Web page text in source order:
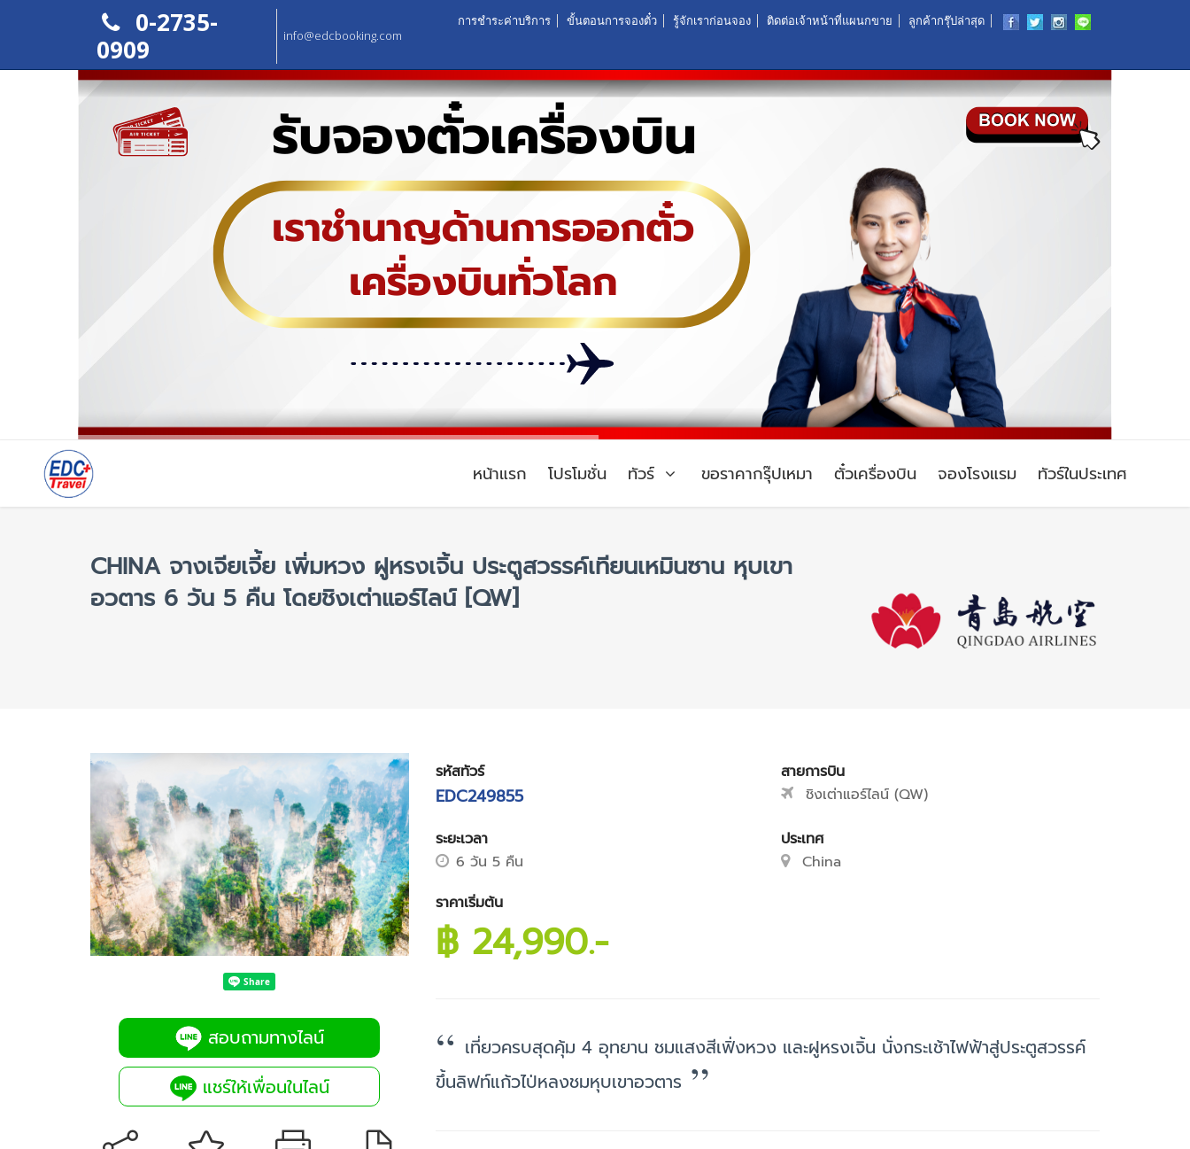
0-2735-
0909
info@edcbooking.com
การชำระค่าบริการ ขั้นตอนการจองตั๋ว รู้จักเราก่อนจอง ติดต่อเจ้าหน้าที่แผนกขาย ลูกค้ากรุ๊ปล่าสุด
หน้าแรก โปรโมชั่น ทัวร์ ขอราคากรุ๊ปเหมา ตั๋วเครื่องบิน จองโรงแรม ทัวร์ในประเทศ
CHINA จางเจียเจี้ย เพิ่มหวง ฝูหรงเจิ้น ประตูสวรรค์เทียนเหมินซาน หุบเขา
อวตาร 6 วัน 5 คืน โดยชิงเต่าแอร์ไลน์ [QW]
สอบถามทางไลน์
แชร์ให้เพื่อนในไลน์
รหัสทัวร์
EDC249855
สายการบิน
ชิงเต่าแอร์ไลน์ (QW)
ระยะเวลา
6 วัน 5 คืน
ประเทศ
China
ราคาเริ่มต้น
฿ 24,990.-
เที่ยวครบสุดคุ้ม 4 อุทยาน ชมแสงสีเฟิ่งหวง และฝูหรงเจิ้น นั่งกระเช้าไฟฟ้าสู่ประตูสวรรค์
ขึ้นลิฟท์แก้วไป่หลงชมหุบเขาอวตาร